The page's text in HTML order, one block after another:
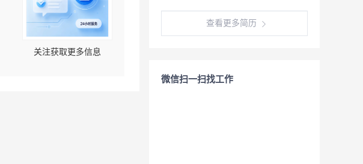
关注获取更多信息
查看更多简历
微信扫一扫找工作